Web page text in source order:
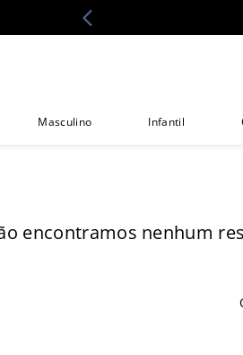
Masculino Infantil
encontramos nenhum